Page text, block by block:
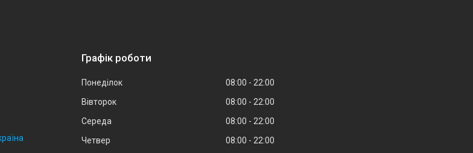
Графік роботи
Понеділок 08:00
22:00
Вівторок
08:00
22:00
Середа
08:00
22:00
Четвер
08:00
22:00